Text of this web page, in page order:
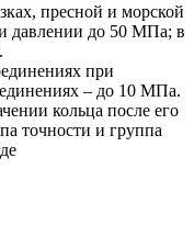
пресной и морской
давлении до 50 МПа; в
при
– до 10 МПа.
кольца после его
точности и группа